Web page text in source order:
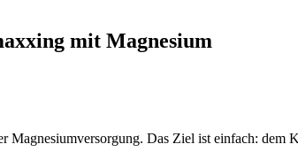
mit Magnesium
Das Ziel ist einfach: dem